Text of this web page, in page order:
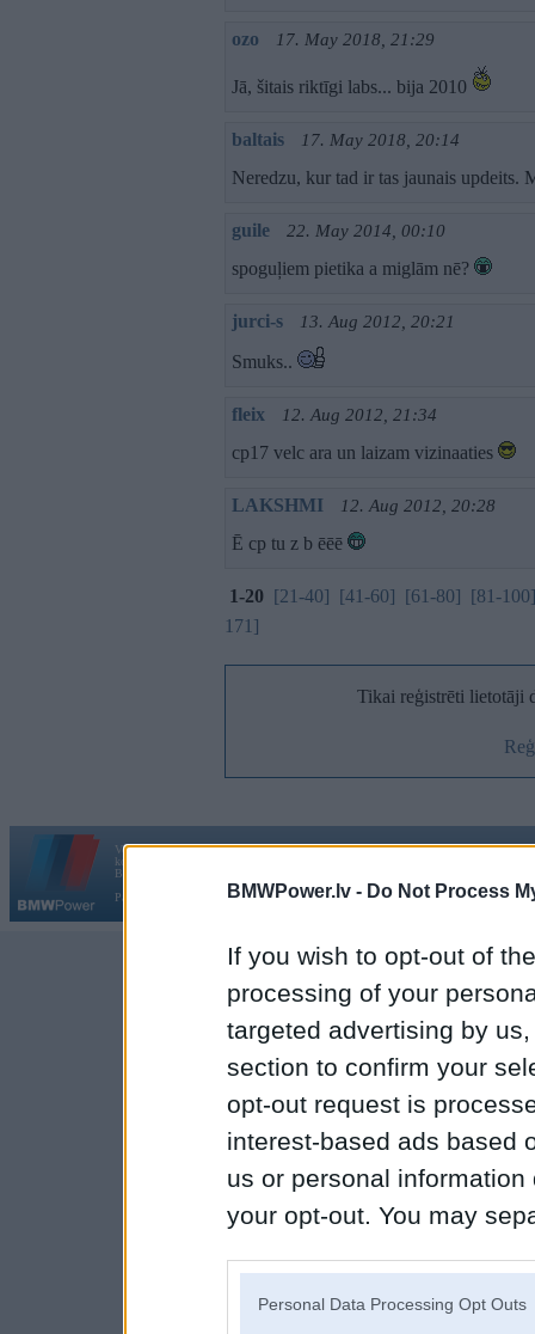
BMWPower.lv - Do Not Process
If you wish to opt-out of
processing of your
targeted advertising by
section to confirm your
opt-out request is
interest-based ads based
us or personal
your opt-out. You may
Personal Data Processing Opt Outs
ozo 17. May 2018, 21:29
Jā, šitais riktīgi labs... bija 2010
baltais 17. May 2018, 20:14
Neredzu, kur tad ir tas jaunais updeits.
guile 22. May 2014, 00:10
spoguļiem pietika a miglām nē?
jurci-s 13. Aug 2012, 20:21
Smuks..
fleix 12. Aug 2012, 21:34
cp17 velc ara un laizam vizinaaties
LAKSHMI 12. Aug 2012, 20:28
Ē cp tu z b ēēē
1-20 [21-40] [41-60] [61-80] [81-100]
171]
Tikai reģistrēti lietotāji
Vortāls BMWPower.lv darbojas
kopš 2002. gada 14. maija. Tas nav auto klubs un nav saistīts ar
BMW AG.
Par BMWPower
Kontakti|Reklāma